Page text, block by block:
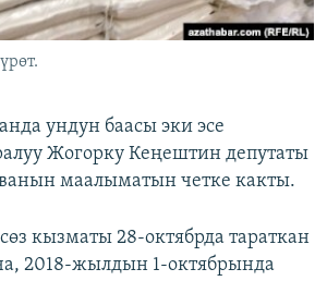
ундун баасы эки эсе
Жогорку Кеңештин депутаты
маалыматын четке какты.
кызматы 28-октябрда тараткан
2018-жылдын 1-октябрында